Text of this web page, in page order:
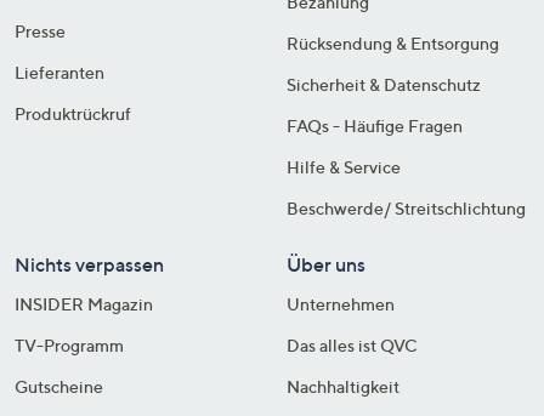
Presse
Lieferanten
Produktrückruf
Rücksendung & Entsorgung
Sicherheit & Datenschutz
FAQs - Häufige Fragen
Hilfe & Service
Beschwerde/ Streitschlichtung
Nichts verpassen
INSIDER Magazin
TV-Programm
Gutscheine
Über uns
Unternehmen
Das alles ist QVC
Nachhaltigkeit